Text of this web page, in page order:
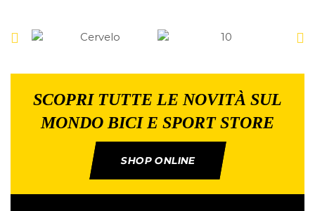
SCOPRI TUTTE LE NOVITÀ SUL
MONDO BICI E SPORT STORE
SHOP ONLINE